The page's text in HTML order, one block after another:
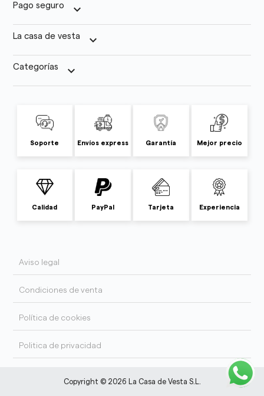
Pago seguro keyboard_arrow_down
La casa de vesta keyboard_arrow_down
Categorías keyboard_arrow_down
Soporte Envíos express Garantía Mejor precio
Calidad PayPal Tarjeta Experiencia
Aviso legal
Condiciones de venta
Política de cookies
Politica de privacidad
Copyright © 2026 La Casa de Vesta S.L.